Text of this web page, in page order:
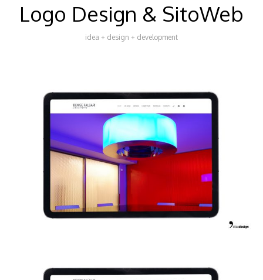
Logo Design & SitoWeb
idea + design + development